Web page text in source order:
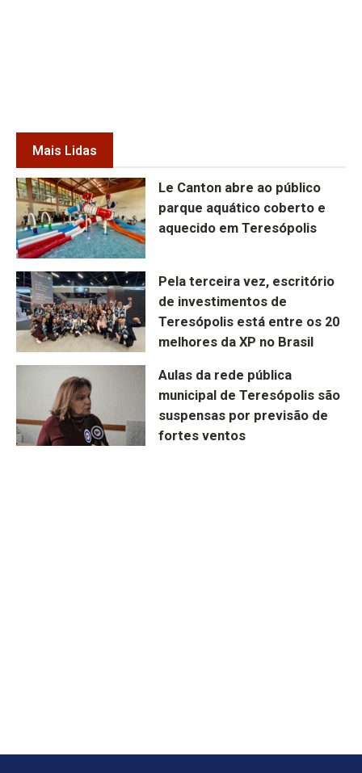
Mais Lidas
Le Canton abre ao público
parque aquático coberto e
aquecido em Teresópolis
Pela terceira vez, escritório
de investimentos de
Teresópolis está entre os 20
melhores da XP no Brasil
Aulas da rede pública
municipal de Teresópolis são
suspensas por previsão de
fortes ventos